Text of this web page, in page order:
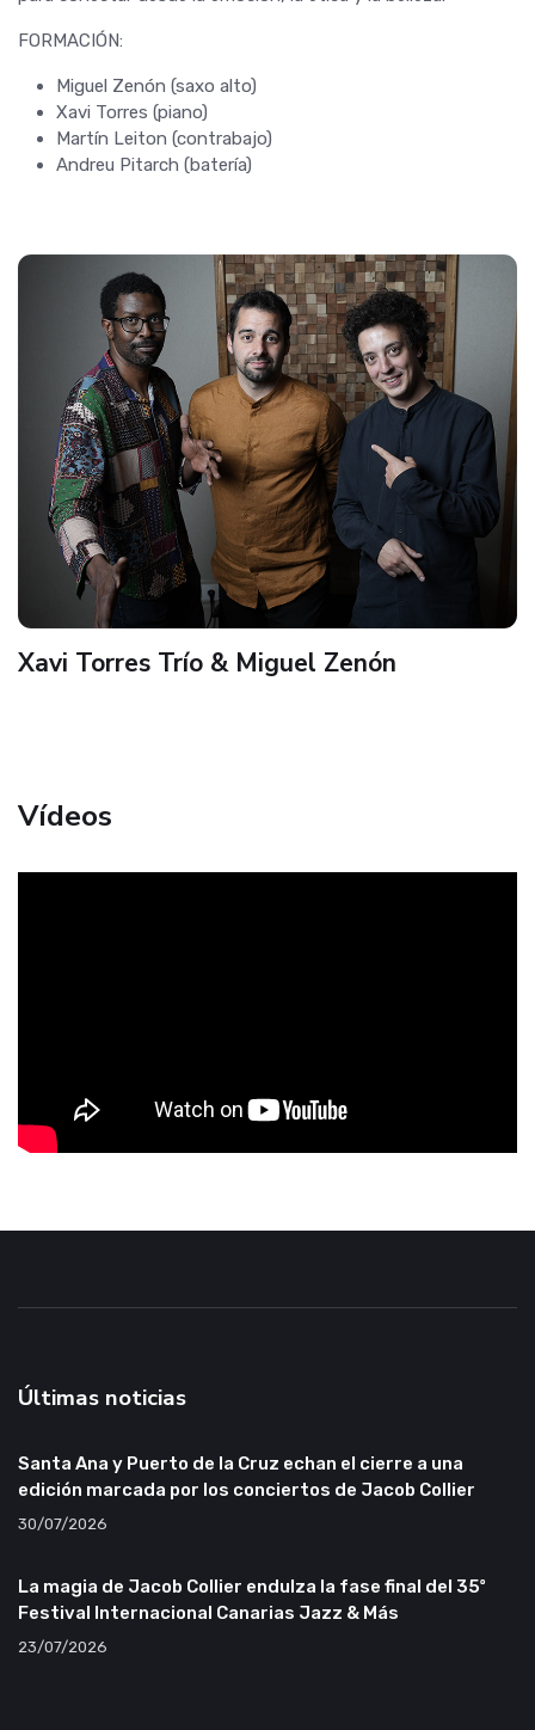
FORMACIÓN:
Miguel Zenón (saxo alto)
Xavi Torres (piano)
Martín Leiton (contrabajo)
Andreu Pitarch (batería)
Xavi Torres Trío & Miguel Zenón
Vídeos
Últimas noticias
Santa Ana y Puerto de la Cruz echan el cierre a una
edición marcada por los conciertos de Jacob Collier
30/07/2026
La magia de Jacob Collier endulza la fase final del 35º
Festival Internacional Canarias Jazz & Más
23/07/2026